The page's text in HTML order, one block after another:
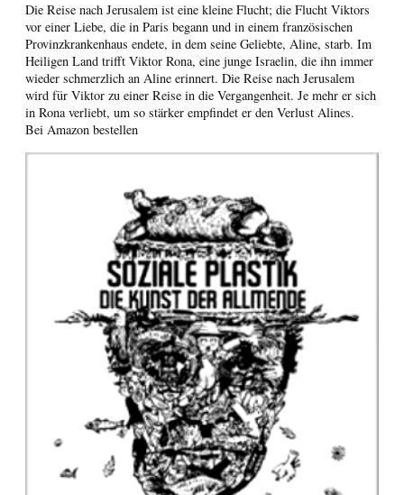
Die Reise nach Jerusalem ist eine kleine Flucht; die Flucht Viktors
vor einer Liebe, die in Paris begann und in einem französischen
Provinzkrankenhaus endete, in dem seine Geliebte, Aline, starb. Im
Heiligen Land trifft Viktor Rona, eine junge Israelin, die ihn immer
wieder schmerzlich an Aline erinnert. Die Reise nach Jerusalem
wird für Viktor zu einer Reise in die Vergangenheit. Je mehr er sich
in Rona verliebt, um so stärker empfindet er den Verlust Alines.
Bei Amazon bestellen